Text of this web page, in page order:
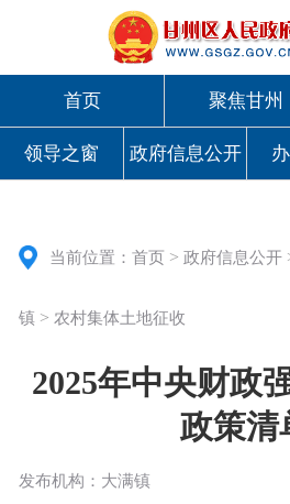
首页 聚焦甘州
领导之窗 政府信息公开
当前位置：首页 >政府信息公开
镇 >农村集体土地征收
2025年中央财政
政策清
发布机构：大满镇